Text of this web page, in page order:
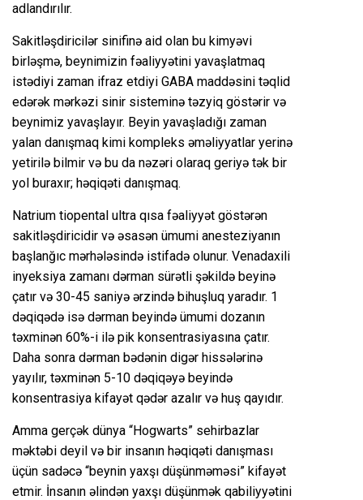
adlandırılır.
Sakitləşdiricilər sinifinə aid olan bu kimyəvi
birləşmə, beynimizin fəaliyyətini yavaşlatmaq
istədiyi zaman ifraz etdiyi GABA maddəsini təqlid
edərək mərkəzi sinir sisteminə təzyiq göstərir və
beynimiz yavaşlayır. Beyin yavaşladığı zaman
yalan danışmaq kimi kompleks əməliyyatlar yerinə
yetirilə bilmir və bu da nəzəri olaraq geriyə tək bir
yol buraxır; həqiqəti danışmaq.
Natrium tiopental ultra qısa fəaliyyət göstərən
sakitləşdiricidir və əsasən ümumi anesteziyanın
başlanğıc mərhələsində istifadə olunur. Venadaxili
inyeksiya zamanı dərman sürətli şəkildə beyinə
çatır və 30-45 saniyə ərzində bihuşluq yaradır. 1
dəqiqədə isə dərman beyində ümumi dozanın
təxminən 60%-i ilə pik konsentrasiyasına çatır.
Daha sonra dərman bədənin digər hissələrinə
yayılır, təxminən 5-10 dəqiqəyə beyində
konsentrasiya kifayət qədər azalır və huş qayıdır.
Amma gerçək dünya “Hogwarts” sehirbazlar
məktəbi deyil və bir insanın həqiqəti danışması
üçün sadəcə “beynin yaxşı düşünməməsi” kifayət
etmir. İnsanın əlindən yaxşı düşünmək qabiliyyətini